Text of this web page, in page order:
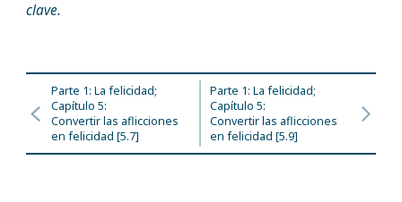
clave.
Parte 1: La felicidad;
Capítulo 5:
Convertir las aflicciones
en felicidad [5.7]
Parte 1: La felicidad;
Capítulo 5:
Convertir las aflicciones
en felicidad [5.9]